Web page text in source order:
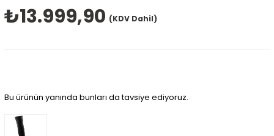
₺13.999,90 (KDV Dahil)
Bu ürünün yanında bunları da tavsiye ediyoruz.